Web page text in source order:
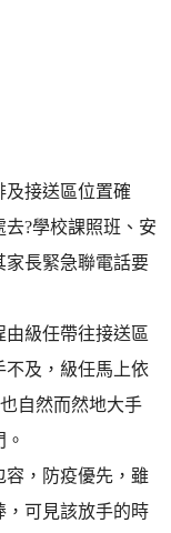
及接送區位置確
?學校課照班、安
長緊急聯電話要
級任帶往接送區
不及，級任馬上依
自然而然地大手
容，防疫優先，雖
，可見該放手的時